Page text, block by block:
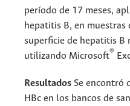
período de 17 meses,
hepatitis B, en
superficie de hepatitis B
utilizando Microsoft®
Resultados Se encontró
HBc en los bancos de